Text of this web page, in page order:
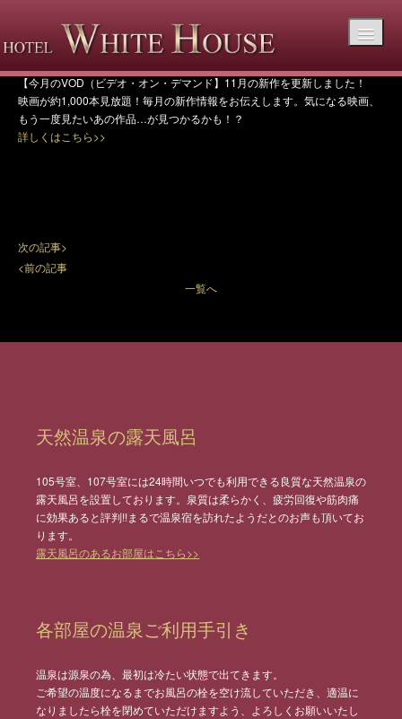
の新作を更新しました！
【今月のVOD（ビデオ・オン・デマンド】11月の新作を更新しました！
映画が約1,000本見放題！毎月の新作情報をお伝えします。気になる映画、
もう一度見たいあの作品…が見つかるかも！？
詳しくはこちら>>
次の記事>
<前の記事
一覧へ
天然温泉の露天風呂
105号室、107号室には24時間いつでも利用できる良質な天然温泉の
露天風呂を設置しております。泉質は柔らかく、疲労回復や筋肉痛
に効果あると評判!!まるで温泉宿を訪れたようだとのお声も頂いてお
ります。
露天風呂のあるお部屋はこちら>>
各部屋の温泉ご利用手引き
温泉は源泉の為、最初は冷たい状態で出てきます。
ご希望の温度になるまでお風呂の栓を空け流していただき、適温に
なりましたら栓を閉めていただけますよう、よろしくお願いいたし